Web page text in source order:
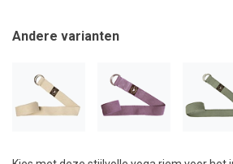
Andere varianten